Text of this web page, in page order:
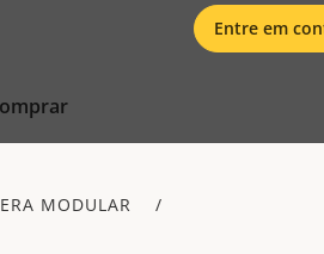
Entre em
MODULAR